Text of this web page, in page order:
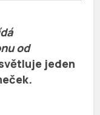
od
jeden
.